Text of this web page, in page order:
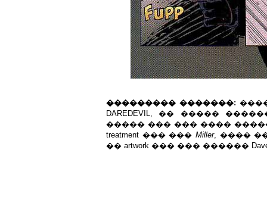
��������� �������:
DAREDEVIL, �� �����
����� ��� ��� ����
treatment ��� ��� Miller, ����
�� artwork ��� ��� ������ Dave